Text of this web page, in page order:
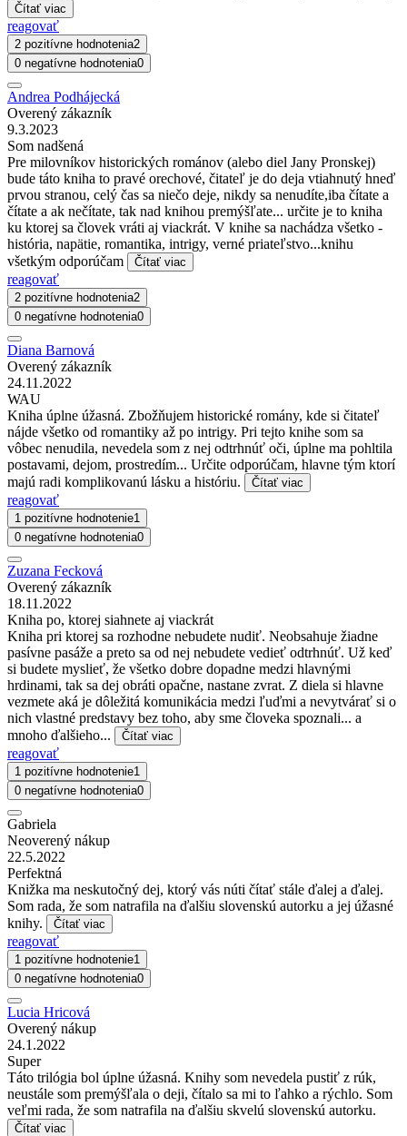
Čítať viac
reagovať
2 pozitívne hodnotenia2
0 negatívne hodnotenia0
Andrea Podhájecká
Overený zákazník
9.3.2023
Som nadšená
Pre milovníkov historických románov (alebo diel Jany Pronskej)
bude táto kniha to pravé orechové, čitateľ je do deja vtiahnutý hneď
prvou stranou, celý čas sa niečo deje, nikdy sa nenudíte,iba čítate a
čítate a ak nečítate, tak nad knihou premýšľate... určite je to kniha
ku ktorej sa človek vráti aj viackrát. V knihe sa nachádza všetko -
história, napätie, romantika, intrigy, verné priateľstvo...knihu
všetkým odporúčam
Čítať viac
reagovať
2 pozitívne hodnotenia2
0 negatívne hodnotenia0
Diana Barnová
Overený zákazník
24.11.2022
WAU
Kniha úplne úžasná. Zbožňujem historické romány, kde si čitateľ
nájde všetko od romantiky až po intrigy. Pri tejto knihe som sa
vôbec nenudila, nevedela som z nej odtrhnúť oči, úplne ma pohltila
postavami, dejom, prostredím... Určite odporúčam, hlavne tým ktorí
majú radi komplikovanú lásku a históriu.
Čítať viac
reagovať
1 pozitívne hodnotenie1
0 negatívne hodnotenia0
Zuzana Fecková
Overený zákazník
18.11.2022
Kniha po, ktorej siahnete aj viackrát
Kniha pri ktorej sa rozhodne nebudete nudiť. Neobsahuje žiadne
pasívne pasáže a preto sa od nej nebudete vedieť odtrhnúť. Už keď
si budete myslieť, že všetko dobre dopadne medzi hlavnými
hrdinami, tak sa dej obráti opačne, nastane zvrat. Z diela si hlavne
vezmete aká je dôležitá komunikácia medzi ľuďmi a nevytvárať si o
nich vlastné predstavy bez toho, aby sme človeka spoznali... a
mnoho ďalšieho...
Čítať viac
reagovať
1 pozitívne hodnotenie1
0 negatívne hodnotenia0
Gabriela
Neoverený nákup
22.5.2022
Perfektná
Knižka ma neskutočný dej, ktorý vás núti čítať stále ďalej a ďalej.
Som rada, že som natrafila na ďalšiu slovenskú autorku a jej úžasné
knihy.
Čítať viac
reagovať
1 pozitívne hodnotenie1
0 negatívne hodnotenia0
Lucia Hricová
Overený nákup
24.1.2022
Super
Táto trilógia bol úplne úžasná. Knihy som nevedela pustiť z rúk,
neustále som premýšľala o deji, čítalo sa mi to ľahko a rýchlo. Som
veľmi rada, že som natrafila na ďalšiu skvelú slovenskú autorku.
Čítať viac